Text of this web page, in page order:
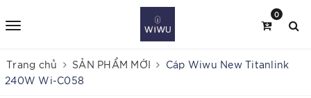
0
Trang chủ SẢN PHẨM MỚI
Cáp Wiwu New Titanlink
240W Wi-C058